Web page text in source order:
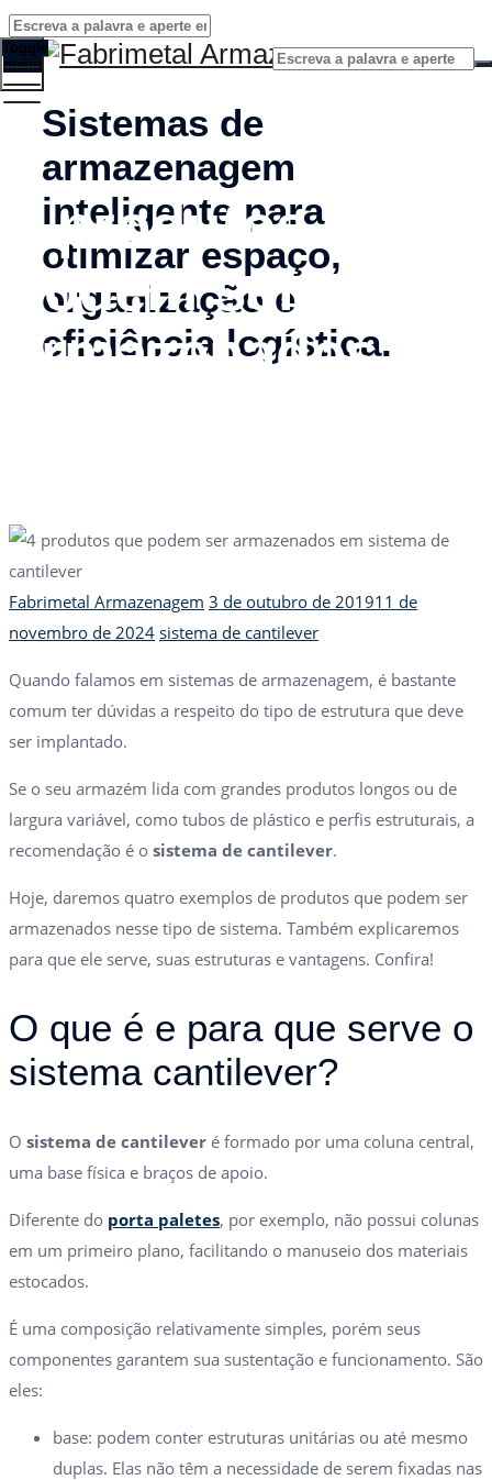
Sistemas de
armazenagem
inteligente para
otimizar espaço,
organização e
eficiência logística.
Toggle
menu
4 produtos que
podem ser
armazenados em
Author
Fabrimetal Armazenagem Posted
on
3 de outubro de 201911 de
novembro de 2024 Tags
sistema de cantilever
Quando falamos em sistemas de armazenagem, é bastante
comum ter dúvidas a respeito do tipo de estrutura que deve
ser implantado.
Se o seu armazém lida com grandes produtos longos ou de
largura variável, como tubos de plástico e perfis estruturais, a
recomendação é o sistema de cantilever.
Hoje, daremos quatro exemplos de produtos que podem ser
armazenados nesse tipo de sistema. Também explicaremos
para que ele serve, suas estruturas e vantagens. Confira!
O que é e para que serve o
sistema cantilever?
O sistema de cantilever é formado por uma coluna central,
uma base física e braços de apoio.
Diferente do porta paletes, por exemplo, não possui colunas
em um primeiro plano, facilitando o manuseio dos materiais
estocados.
É uma composição relativamente simples, porém seus
componentes garantem sua sustentação e funcionamento. São
eles:
base: podem conter estruturas unitárias ou até mesmo
duplas. Elas não têm a necessidade de serem fixadas nas